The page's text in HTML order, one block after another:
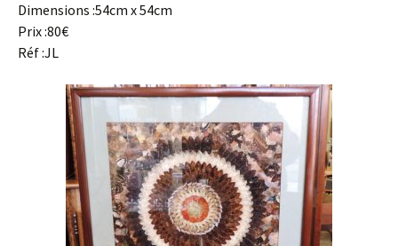
Dimensions :54cm x 54cm
Prix :80€
Réf :JL